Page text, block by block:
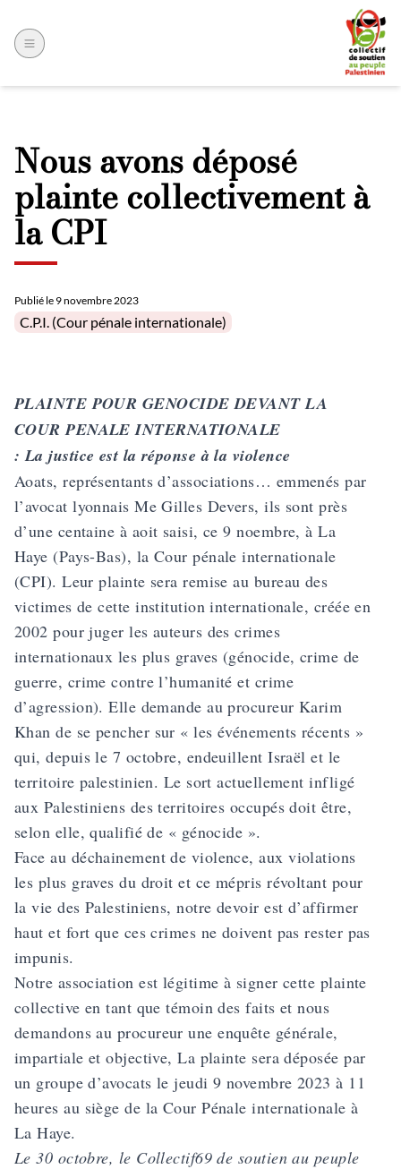
Nous avons déposé
plainte collectivement à
la CPI
Publié le 9 novembre 2023
Posted in
C.P.I. (Cour pénale internationale)
PLAINTE POUR GENOCIDE DEVANT LA
COUR PENALE INTERNATIONALE
: La justice est la réponse à la violence
Aoats, représentants d’associations… emmenés par
l’avocat lyonnais Me Gilles Devers, ils sont près
d’une centaine à aoit saisi, ce 9 noembre, à La
Haye (Pays-Bas), la Cour pénale internationale
(CPI). Leur plainte sera remise au bureau des
victimes de cette institution internationale, créée en
2002 pour juger les auteurs des crimes
internationaux les plus graves (génocide, crime de
guerre, crime contre l’humanité et crime
d’agression). Elle demande au procureur Karim
Khan de se pencher sur « les événements récents »
qui, depuis le 7 octobre, endeuillent Israël et le
territoire palestinien. Le sort actuellement infligé
aux Palestiniens des territoires occupés doit être,
selon elle, qualifié de « génocide ».
Face au déchainement de violence, aux violations
les plus graves du droit et ce mépris révoltant pour
la vie des Palestiniens, notre devoir est d’affirmer
haut et fort que ces crimes ne doivent pas rester pas
impunis.
Notre association est légitime à signer cette plainte
collective en tant que témoin des faits et nous
demandons au procureur une enquête générale,
impartiale et objective, La plainte sera déposée par
un groupe d’avocats le jeudi 9 novembre 2023 à 11
heures au siège de la Cour Pénale internationale à
La Haye.
Le 30 octobre, le Collectif69 de soutien au peuple